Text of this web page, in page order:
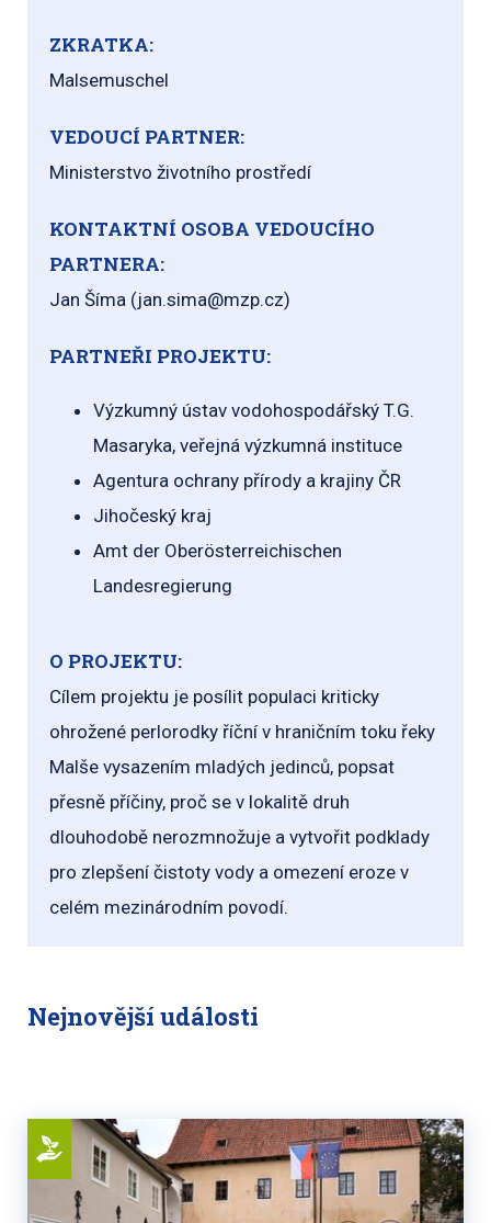
ZKRATKA:
Malsemuschel
VEDOUCÍ PARTNER:
Ministerstvo životního prostředí
KONTAKTNÍ OSOBA VEDOUCÍHO
PARTNERA:
Jan Šíma (jan.sima@mzp.cz)
PARTNEŘI PROJEKTU:
Výzkumný ústav vodohospodářský T.G.
Masaryka, veřejná výzkumná instituce
Agentura ochrany přírody a krajiny ČR
Jihočeský kraj
Amt der Oberösterreichischen
Landesregierung
O PROJEKTU:
Cílem projektu je posílit populaci kriticky
ohrožené perlorodky říční v hraničním toku řeky
Malše vysazením mladých jedinců, popsat
přesně příčiny, proč se v lokalitě druh
dlouhodobě nerozmnožuje a vytvořit podklady
pro zlepšení čistoty vody a omezení eroze v
celém mezinárodním povodí.
Nejnovější události